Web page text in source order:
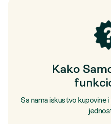
Kako
Sa nama iskustvo kupovine